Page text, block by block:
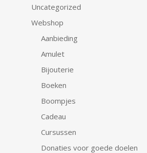
Uncategorized
Webshop
Aanbieding
Amulet
Bijouterie
Boeken
Boompjes
Cadeau
Cursussen
Donaties voor goede doelen